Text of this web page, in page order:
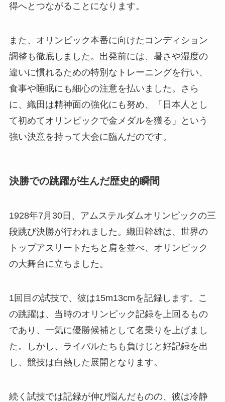
得へとつながることになります。
また、オリンピック本番に向けたコンディション
調整も徹底しました。出発前には、暑さや湿度の
違いに慣れるための特別なトレーニングを行い、
食事や睡眠にも細心の注意を払いました。さら
に、織田は精神面の強化にも努め、「日本人とし
て初めてオリンピックで金メダルを獲る」という
強い決意を持って大会に臨んだのです。
決勝での跳躍が生んだ歴史的瞬間
1928年7月30日、アムステルダムオリンピックの三
段跳び決勝が行われました。織田幹雄は、世界の
トップアスリートたちと肩を並べ、オリンピック
の大舞台に立ちました。
1回目の試技で、彼は15m13cmを記録します。こ
の跳躍は、当時のオリンピック記録を上回るもの
であり、一気に優勝候補として名乗りを上げまし
た。しかし、ライバルたちも負けじと好記録を出
し、競技は白熱した展開となります。
続く試技では記録が伸び悩んだものの、彼は冷静